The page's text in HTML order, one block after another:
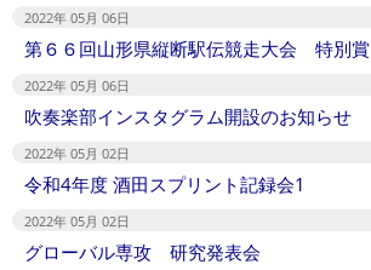
2022年 05月 06日
第６６回山形県縦断駅伝競走大会 特別賞
2022年 05月 06日
吹奏楽部インスタグラム開設のお知らせ
2022年 05月 02日
令和4年度 酒田スプリント記録会1
2022年 05月 02日
グローバル専攻 研究発表会